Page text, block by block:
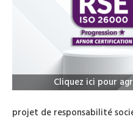
Cliquez ici pour
projet de responsabilité